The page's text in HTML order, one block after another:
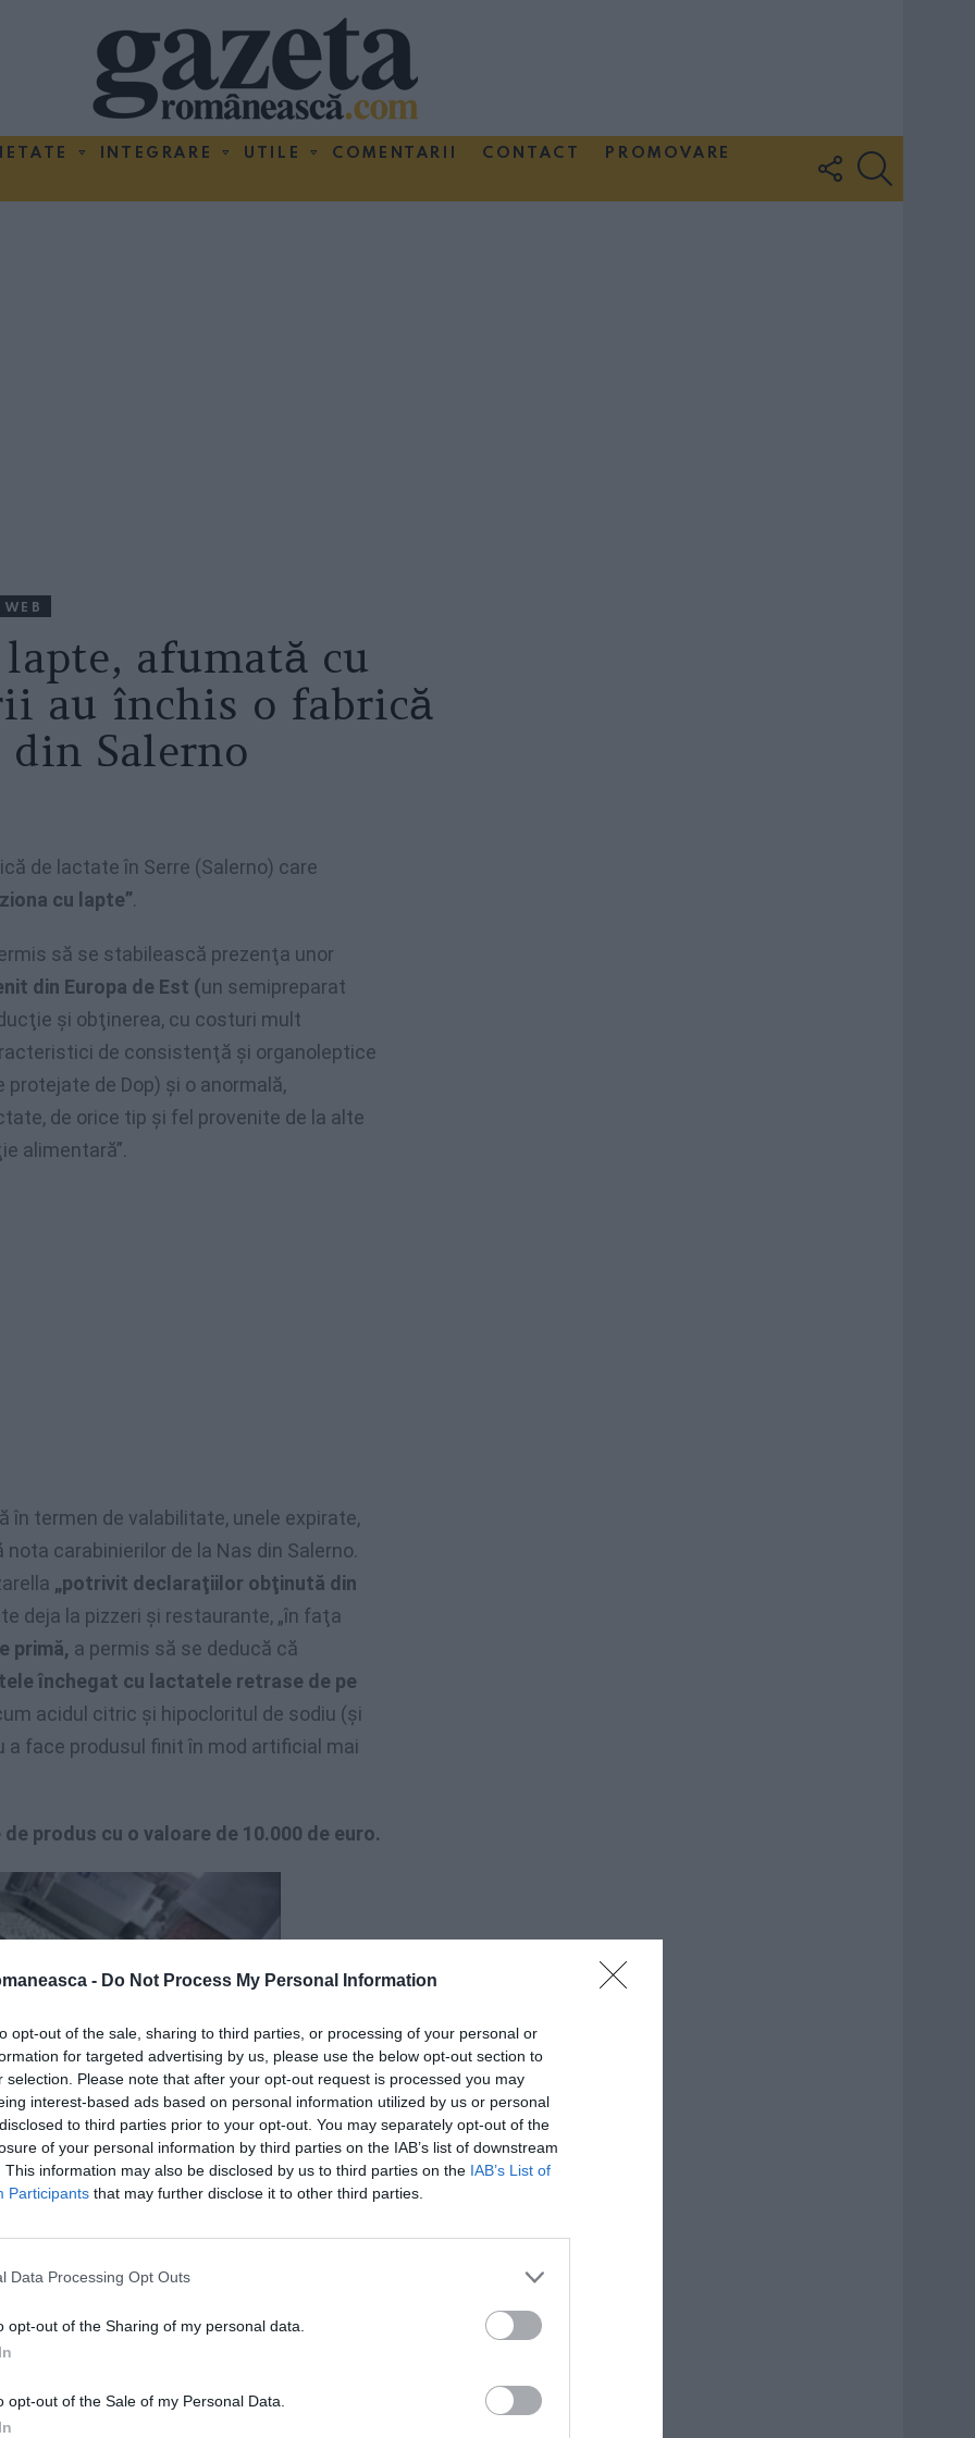
- Do Not Process My Personal Information
opt-out of the sale, sharing to third parties, or processing of your personal or
for targeted advertising by us, please use the below opt-out section to
selection. Please note that after your opt-out request is processed you may
interest-based ads based on personal information utilized by us or personal
to third parties prior to your opt-out. You may separately opt-out of the
of your personal information by third parties on the IAB’s list of downstream
This information may also be disclosed by us to third parties on the IAB’s List of
Participants that may further disclose it to other third parties.
Data Processing Opt Outs
opt-out of the Sharing of my personal data.
opt-out of the Sale of my Personal Data.
INTEGRARE UTILE COMENTARII CONTACT
PROMOVARE
FOLLOW
US
WEB
afumată cu
au închis o fabrică
Salerno
de lactate în Serre (Salerno) care
cu lapte”.
să se stabilească prezenţa unor
din Europa de Est (un semipreparat
şi obţinerea, cu costuri mult
de consistenţă şi organoleptice
de Dop) şi o anormală,
de orice tip şi fel provenite de la alte
alimentară”.
în termen de valabilitate, unele expirate,
carabinierilor de la Nas din Salerno.
„potrivit declaraţiilor obţinută din
deja la pizzeri şi restaurante, „în faţa
primă, a permis să se deducă că
închegat cu lactatele retrase de pe
acidul citric şi hipocloritul de sodiu (şi
face produsul finit în mod artificial mai
produs cu o valoare de 10.000 de euro.
obţinută printr-un
„cartonul tipărit şi alte deşeuri”. Da
de afumat era folosit spatele unei
alimentele pe care era dirijat fumul